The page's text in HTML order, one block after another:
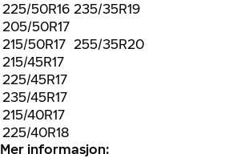
225/50R16 235/35R19
205/50R17
215/50R17 255/35R20
215/45R17
225/45R17
235/45R17
215/40R17
225/40R18
Mer informasjon: